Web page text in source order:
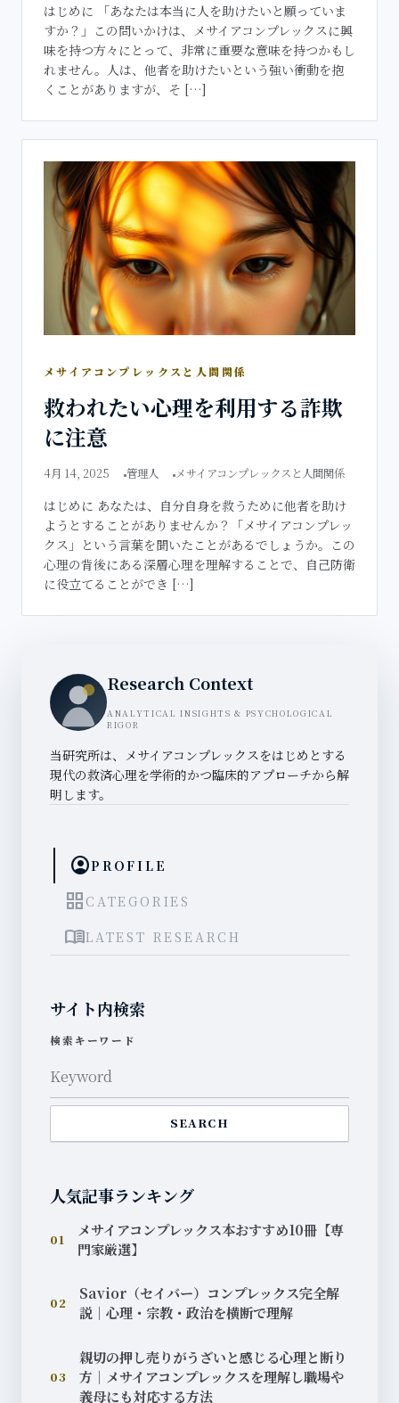
はじめに 「あなたは本当に人を助けたいと願っていま
すか？」この問いかけは、メサイアコンプレックスに興
味を持つ方々にとって、非常に重要な意味を持つかもし
れません。人は、他者を助けたいという強い衝動を抱
くことがありますが、そ […]
メサイアコンプレックスと人間関係
救われたい心理を利用する詐欺
に注意
4月 14, 2025 管理人 メサイアコンプレックスと人間関係
はじめに あなたは、自分自身を救うために他者を助け
ようとすることがありませんか？「メサイアコンプレッ
クス」という言葉を聞いたことがあるでしょうか。この
心理の背後にある深層心理を理解することで、自己防衛
に役立てることができ […]
Research Context
ANALYTICAL INSIGHTS & PSYCHOLOGICAL
RIGOR
当研究所は、メサイアコンプレックスをはじめとする
現代の救済心理を学術的かつ臨床的アプローチから解
明します。
account_circlePROFILE
grid_view CATEGORIES
menu_bookLATEST RESEARCH
サイト内検索
検索キーワード
SEARCH
人気記事ランキング
01
メサイアコンプレックス本おすすめ10冊【専
門家厳選】
02
Savior（セイバー）コンプレックス完全解
説｜心理・宗教・政治を横断で理解
03
親切の押し売りがうざいと感じる心理と断り
方｜メサイアコンプレックスを理解し職場や
義母にも対応する方法